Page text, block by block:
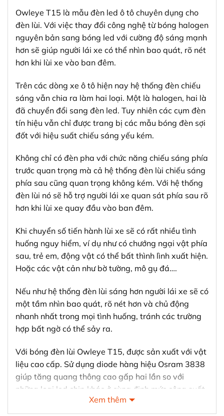
Owleye T15 là mẫu đèn led ô tô chuyên dụng cho
đèn lùi. Với việc thay đổi công nghệ từ bóng halogen
nguyên bản sang bóng led với cường độ sáng mạnh
hơn sẽ giúp người lái xe có thể nhìn bao quát, rõ nét
hơn khi lùi xe vào ban đêm.
Trên các dòng xe ô tô hiện nay hệ thống đèn chiếu
sáng vẫn chia ra làm hai loại. Một là halogen, hai là
đã chuyển đổi sang đèn led. Tuy nhiên các cụm đèn
tín hiệu vẫn chỉ được trang bị các mẫu bóng đèn sợi
đốt với hiệu suất chiếu sáng yếu kém.
Không chỉ có đèn pha với chức năng chiếu sáng phía
trước quan trọng mà cả hệ thống đèn lùi chiếu sáng
phía sau cũng quan trọng không kém. Với hệ thống
đèn lùi nó sẽ hỗ trợ người lái xe quan sát phía sau rõ
hơn khi lùi xe quay đầu vào ban đêm.
Khi chuyển số tiến hành lùi xe sẽ có rất nhiều tình
huống nguy hiểm, ví dụ như có chướng ngại vật phía
sau, trẻ em, động vật có thể bất thình lình xuất hiện.
Hoặc các vật cản như bờ tường, mô gụ đá….
Nếu như hệ thống đèn lùi sáng hơn người lái xe sẽ có
một tầm nhìn bao quát, rõ nét hơn và chủ động
nhanh nhất trong mọi tình huống, tránh các trường
hợp bất ngờ có thể sảy ra.
Với bóng đèn lùi Owleye T15, được sản xuất với vật
liệu cao cấp. Sử dụng diode hàng hiệu Osram 3838
giúp tăng quang thông cao gấp hai lần so với
những loại led chip khác ở cùng định mức công suất.
Hoạt động bền bỉ hơn, tuổi thọ cao và không xuống
màu nhanh như các dòng sản phẩm giá rẻ. Toàn bộ
Xem thêm